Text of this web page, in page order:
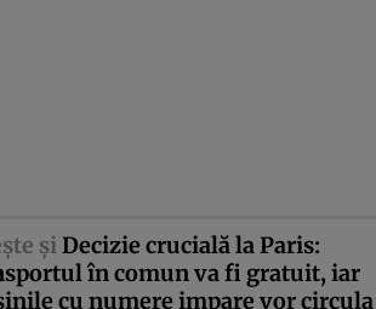
şiDecizie crucială la Paris:
în comun va fi gratuit, iar
cu numere impare vor